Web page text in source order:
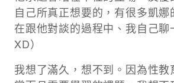
自己所真正想要的，有很多凱
在跟他對談的過程中、我自己聊
XD）​​
我想了滿久，想不到。因為性教